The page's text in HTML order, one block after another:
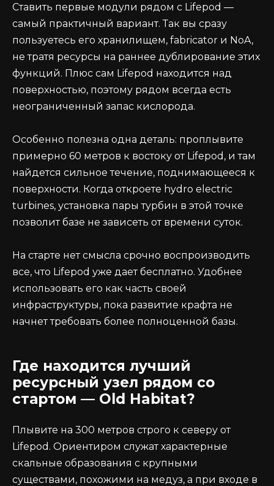
Ставить первые модули рядом с Lifepod —
самый практичный вариант. Так вы сразу
пользуетесь его хранилищем, fabricator и NoA,
не тратя ресурсы на раннее дублирование этих
функций. Плюс сам Lifepod находится над
поверхностью, поэтому рядом всегда есть
неограниченный запас кислорода.
Особенно полезна одна деталь: проплывите
примерно 60 метров к востоку от Lifepod, и там
найдется сильное течение, поднимающееся к
поверхности. Когда откроете hydro electric
turbines, установка пары турбин в этой точке
позволит базе не зависеть от времени суток.
На старте нет смысла срочно воспроизводить
все, что Lifepod уже дает бесплатно. Удобнее
использовать его как часть своей
инфраструктуры, пока развитие крафта не
начнет требовать более полноценной базы.
Где находится лучший
ресурсный узел рядом со
стартом — Old Habitat?
Плывите на 300 метров строго к северу от
Lifepod. Ориентиром служат характерные
скальные образования с крупными
существами, похожими на медуз, а при входе в